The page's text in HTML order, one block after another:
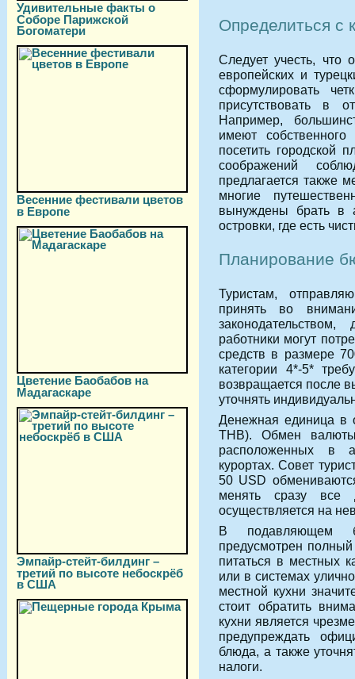
Удивительные факты о
Соборе Парижской
Богоматери
Весенние фестивали цветов
в Европе
Цветение Баобабов на
Мадагаскаре
Эмпайр-стейт-билдинг –
третий по высоте небоскрёб
в США
Определиться с
Следует учесть, что
европейских и
сформулировать
присутствовать в
Например,
имеют собственного
посетить городской
соображений
предлагается также
многие
вынуждены брать в
островки, где есть
Планирование
Туристам,
принять во
работники могут
средств в размере
категории 4*-5*
возвращается после
уточнять
Денежная единица в
THB). Обмен
расположенных в
курортах. Совет
50 USD
менять сразу все
осуществляется на
В подавляющем
предусмотрен полный
питаться в местных
или в системах
местной кухни
стоит обратить
кухни является
предупреждать
блюда, а также
налоги.